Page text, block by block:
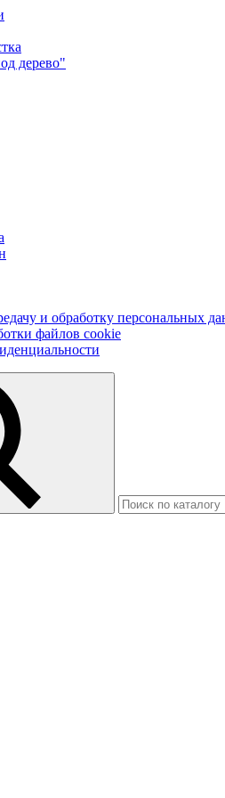
дерево"
и обработку персональных
файлов cookie